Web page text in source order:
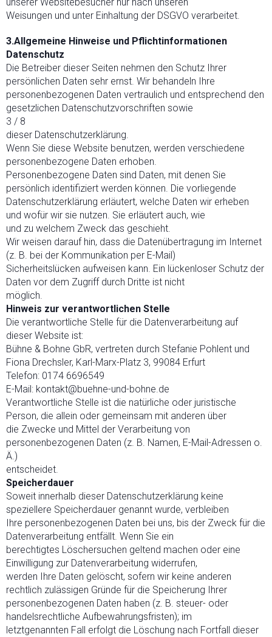
Weisungen und unter Einhaltung der DSGVO verarbeitet.
3.Allgemeine Hinweise und Pflichtinformationen
Datenschutz
Die Betreiber dieser Seiten nehmen den Schutz Ihrer
persönlichen Daten sehr ernst. Wir behandeln Ihre
personenbezogenen Daten vertraulich und entsprechend den
gesetzlichen Datenschutzvorschriften sowie
3 / 8
dieser Datenschutzerklärung.
Wenn Sie diese Website benutzen, werden verschiedene
personenbezogene Daten erhoben.
Personenbezogene Daten sind Daten, mit denen Sie
persönlich identifiziert werden können. Die vorliegende
Datenschutzerklärung erläutert, welche Daten wir erheben
und wofür wir sie nutzen. Sie erläutert auch, wie
und zu welchem Zweck das geschieht.
Wir weisen darauf hin, dass die Datenübertragung im Internet
(z. B. bei der Kommunikation per E-Mail)
Sicherheitslücken aufweisen kann. Ein lückenloser Schutz der
Daten vor dem Zugriff durch Dritte ist nicht
möglich.
Hinweis zur verantwortlichen Stelle
Die verantwortliche Stelle für die Datenverarbeitung auf
dieser Website ist:
Bühne & Bohne GbR, vertreten durch Stefanie Pohlent und
Fiona Drechsler, Karl-Marx-Platz 3, 99084 Erfurt
Telefon: 0174 6696549
E-Mail: kontakt@buehne-und-bohne.de
Verantwortliche Stelle ist die natürliche oder juristische
Person, die allein oder gemeinsam mit anderen über
die Zwecke und Mittel der Verarbeitung von
personenbezogenen Daten (z. B. Namen, E-Mail-Adressen o.
Ä.)
entscheidet.
Speicherdauer
Soweit innerhalb dieser Datenschutzerklärung keine
speziellere Speicherdauer genannt wurde, verbleiben
Ihre personenbezogenen Daten bei uns, bis der Zweck für die
Datenverarbeitung entfällt. Wenn Sie ein
berechtigtes Löschersuchen geltend machen oder eine
Einwilligung zur Datenverarbeitung widerrufen,
werden Ihre Daten gelöscht, sofern wir keine anderen
rechtlich zulässigen Gründe für die Speicherung Ihrer
personenbezogenen Daten haben (z. B. steuer- oder
handelsrechtliche Aufbewahrungsfristen); im
letztgenannten Fall erfolgt die Löschung nach Fortfall dieser